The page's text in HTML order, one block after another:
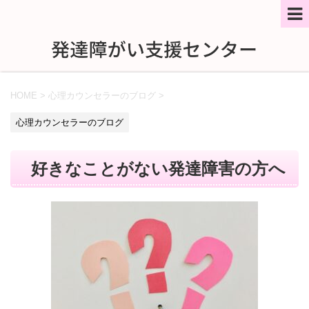
HOME > 心理カウンセラーのブログ >
心理カウンセラーのブログ
好きなことがない発達障害の方へ